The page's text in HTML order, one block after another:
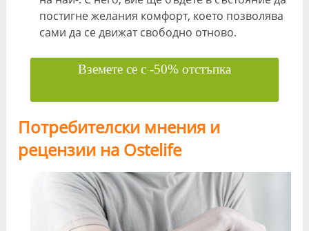
постигне желания комфорт, което позволява
сами да се движат свободно отново.
Вземете се с -50% отстъпка
Потребителски мнения и
рецензии на Ostelife